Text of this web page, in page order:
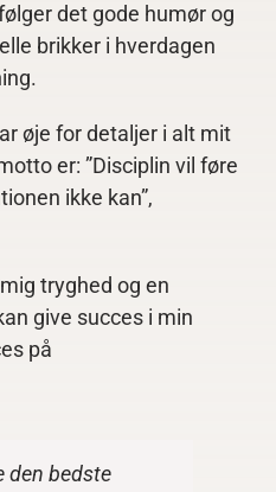
det gode humør og
brikker i hverdagen
øje for detaljer i alt mit
er: ”Disciplin vil føre
ikke kan”,
tryghed og en
give succes i min
på
den bedste